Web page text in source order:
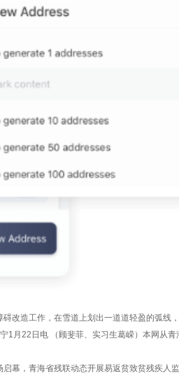
改造工作，在雪道上划出一道道轻盈的弧线，
月22日电 （顾斐菲、实习生葛嵘）本网从青
幕，青海省残联动态开展易返贫致贫残疾人